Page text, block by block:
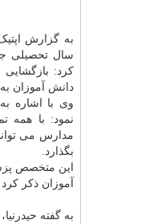
به گزارش
سال تحصیلی
کرد:
دانش آموزان
وی با اشاره
نمود: با همه
مدارس می
بگذارد.
این متخصص
آموزان ذکر
به گفته